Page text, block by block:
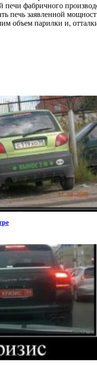
фабричного
печь заявленной
объем парилки и,